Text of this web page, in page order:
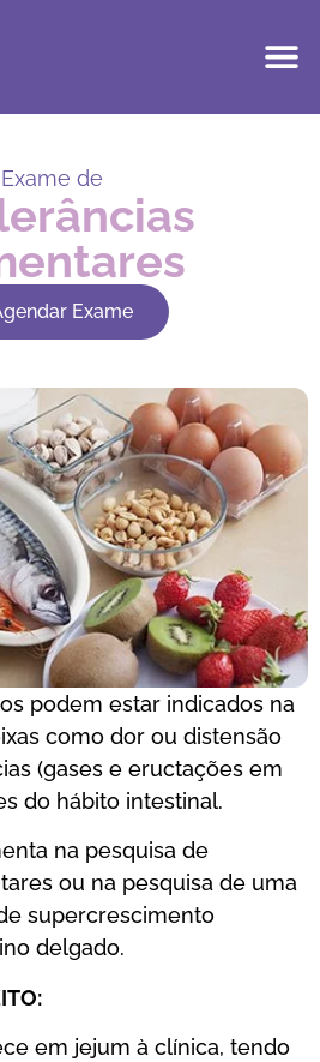
Exame de
Exame
podem estar indicados na
como dor ou distensão
(gases e eructações em
do hábito intestinal.
na pesquisa de
ou na pesquisa de uma
supercrescimento
delgado.
em jejum à clínica, tendo